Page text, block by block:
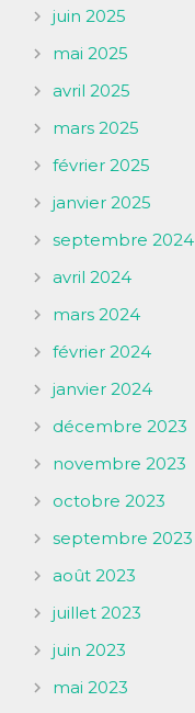
juin 2025
mai 2025
avril 2025
mars 2025
février 2025
janvier 2025
septembre 2024
avril 2024
mars 2024
février 2024
janvier 2024
décembre 2023
novembre 2023
octobre 2023
septembre 2023
août 2023
juillet 2023
juin 2023
mai 2023